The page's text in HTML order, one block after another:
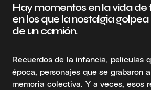
Hay momentos en la vida
en los que la nostalgia
de un camión.
Recuerdos de la infancia, películas
época, personajes que se grabaron
memoria colectiva. Y a veces, esos